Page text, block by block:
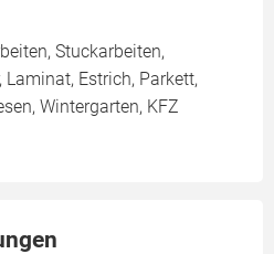
Stuckarbeiten,
Estrich, Parkett,
Wintergarten, KFZ